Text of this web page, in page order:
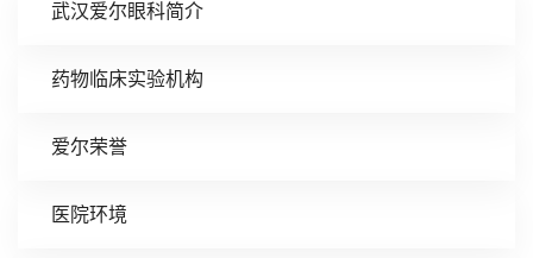
武汉爱尔眼科简介
药物临床实验机构
爱尔荣誉
医院环境